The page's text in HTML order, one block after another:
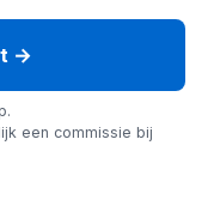
→
een commissie bij